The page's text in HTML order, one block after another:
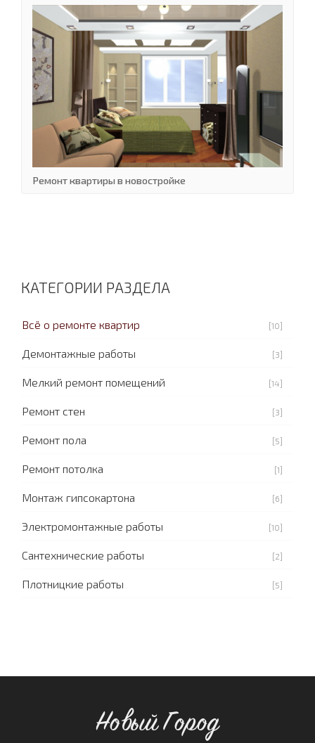
Ремонт квартиры в новостройке
КАТЕГОРИИ РАЗДЕЛА
Всё о ремонте квартир [10]
Демонтажные работы [3]
Мелкий ремонт помещений [14]
Ремонт стен [3]
Ремонт пола [5]
Ремонт потолка [1]
Монтаж гипсокартона [6]
Электромонтажные работы [10]
Сантехнические работы [2]
Плотницкие работы [5]
Новый Город